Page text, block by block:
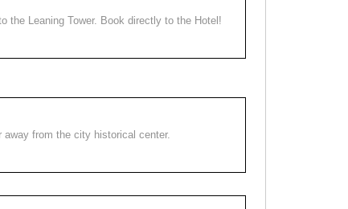
the Leaning Tower. Book directly to the Hotel!
from the city historical center.